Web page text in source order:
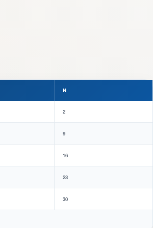
N
2
9
16
23
30